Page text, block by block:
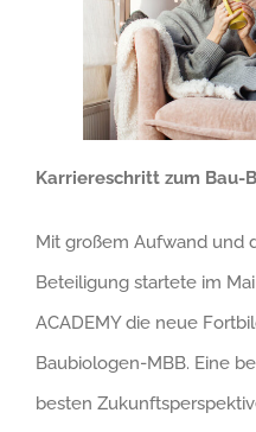
Karriereschritt zum Bau-
Mit großem Aufwand und
Beteiligung startete im
ACADEMY die neue
Baubiologen-MBB. Eine
besten